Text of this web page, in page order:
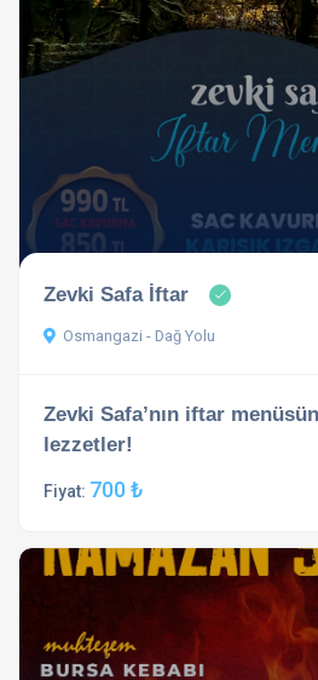
Zevki Safa İftar
Osmangazi - Dağ Yolu
Zevki Safa’nın iftar
lezzetler!
Fiyat: 700 ₺